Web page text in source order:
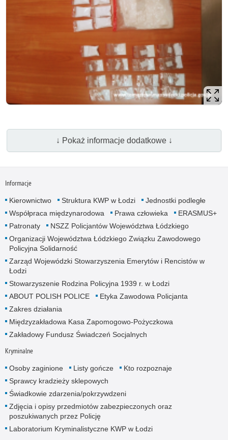
↓ Pokaż informacje dodatkowe ↓
Informacje
Kierownictwo Struktura KWP w Łodzi
Jednostki podległe
Współpraca międzynarodowa
Prawa człowieka
ERASMUS+
Patronaty
NSZZ Policjantów Województwa Łódzkiego
Organizacji Województwa Łódzkiego Związku Zawodowego
Policyjna Solidarność
Zarząd Wojewódzki Stowarzyszenia Emerytów i Rencistów w
Łodzi
Stowarzyszenie Rodzina Policyjna 1939 r. w Łodzi
ABOUT POLISH POLICE
Etyka Zawodowa Policjanta
Zakres działania
Międzyzakładowa Kasa Zapomogowo-Pożyczkowa
Zakładowy Fundusz Świadczeń Socjalnych
Kryminalne
Osoby zaginione Listy gończe
Kto rozpoznaje
Sprawcy kradzieży sklepowych
Świadkowie zdarzenia/pokrzywdzeni
Zdjęcia i opisy przedmiotów zabezpieczonych oraz
poszukiwanych przez Policję
Laboratorium Kryminalistyczne KWP w Łodzi